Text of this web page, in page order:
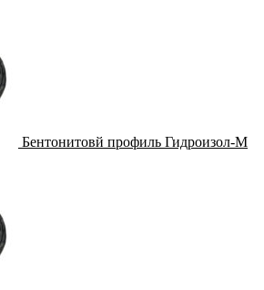
Бентонитовй профиль Гидроизол-М